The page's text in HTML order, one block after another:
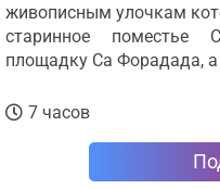
живописным улочкам
старинное
площадку Са Форадада,
7 часов